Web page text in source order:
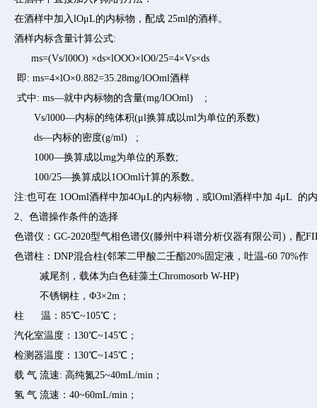
在酒样中加入lOμL的内标物，配成 25ml的酒样。
酒样内标含量计算公式:
ms=(Vs/l00O) ×ds×lOOO×lO0/25=4×Vs×ds
即: ms=4×lO×0.882=35.28mg/lOOml酒样
式中: ms—就中内标物的含量(mg/lOOml) ;
Vs/l000—内标的纯体积(μl换算成以ml为单位的系数)
ds—内标的密度(g/ml) ;
1000—换算成以mg为单位的系数;
100/25—换算成以1OOml计算的系数。
注:也可在 1OOml酒样中加4OμL的内标物，或lOml酒样中加 4μL 的
2、色谱操作条件的选择
色谱仪：GC-2020型气相色谱仪(滕州中科谱分析仪器有限公司)，配
色谱柱：DNP混合柱(邻苯二甲酸二壬酯20%固定液，吐温-60 70%作
减尾剂，载体为白色硅藻土Chromosorb W-HP)
不锈钢柱，Φ3×2m；
柱 温：85℃~105℃；
汽化室温度：130℃~145℃；
检测器温度：130℃~145℃；
载 气 流速: 高纯氮25~40mL/min；
氢 气 流速：40~60mL/min；